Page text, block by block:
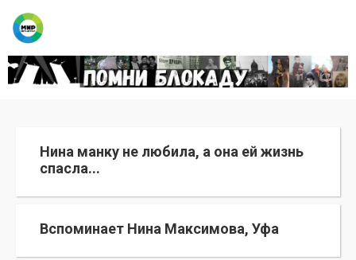
Нина манку не любила, а она ей жизнь
спасла...
Вспоминает Нина Максимова, Уфа